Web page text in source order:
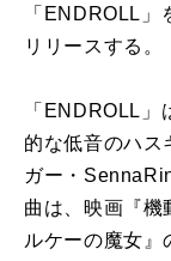
「ENDROLL
リリースする。
「ENDROLL
的な低音のハス
ガー・
曲は、映画『機
ルケーの魔女』